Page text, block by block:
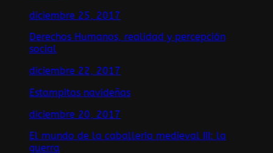
diciembre 25, 2017
Derechos Humanos, realidad y percepción
social
diciembre 22, 2017
Estampitas navideñas
diciembre 20, 2017
El mundo de la caballería medieval III: la
guerra